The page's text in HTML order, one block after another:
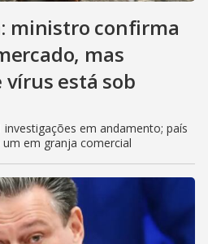
ministro confirma
mas
está sob
em andamento; país
em granja comercial